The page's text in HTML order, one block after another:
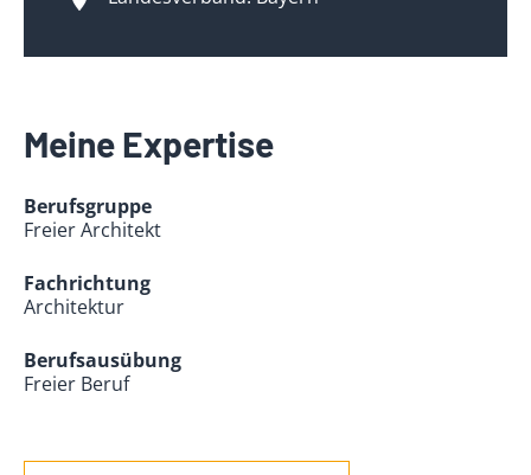
Meine Expertise
Berufsgruppe
Freier Architekt
Fachrichtung
Architektur
Berufsausübung
Freier Beruf